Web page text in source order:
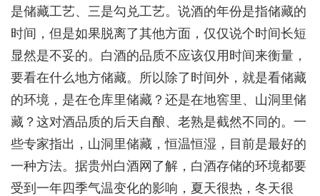
是储藏工艺、三是勾兑工艺。说酒的年份是指储藏的
时间，但是如果脱离了其他方面，仅仅说个时间长短
显然是不妥的。白酒的品质不应该仅用时间来衡量，
要看在什么地方储藏。所以除了时间外，就是看储藏
的环境，是在仓库里储藏？还是在地窖里、山洞里储
藏？这对酒品质的后天自酿、老熟是截然不同的。一
些专家指出，山洞里储藏，恒温恒湿，目前是最好的
一种方法。据贵州白酒网 了解，白酒存储的环境都要
受到一年四季气温变化的影响，夏天很热，冬天很